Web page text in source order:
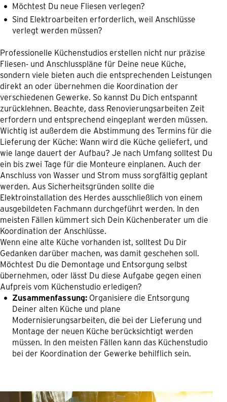
Möchtest Du neue Fliesen verlegen?
Sind Elektroarbeiten erforderlich, weil Anschlüsse
verlegt werden müssen?
Professionelle Küchenstudios erstellen nicht nur präzise
Fliesen- und Anschlusspläne für Deine neue Küche,
sondern viele bieten auch die entsprechenden Leistungen
direkt an oder übernehmen die Koordination der
verschiedenen Gewerke. So kannst Du Dich entspannt
zurücklehnen. Beachte, dass Renovierungsarbeiten Zeit
erfordern und entsprechend eingeplant werden müssen.
Wichtig ist außerdem die Abstimmung des Termins für die
Lieferung der Küche: Wann wird die Küche geliefert, und
wie lange dauert der Aufbau? Je nach Umfang solltest Du
ein bis zwei Tage für die Monteure einplanen. Auch der
Anschluss von Wasser und Strom muss sorgfältig geplant
werden. Aus Sicherheitsgründen sollte die
Elektroinstallation des Herdes ausschließlich von einem
ausgebildeten Fachmann durchgeführt werden. In den
meisten Fällen kümmert sich Dein Küchenberater um die
Koordination der Anschlüsse.
Wenn eine alte Küche vorhanden ist, solltest Du Dir
Gedanken darüber machen, was damit geschehen soll.
Möchtest Du die Demontage und Entsorgung selbst
übernehmen, oder lässt Du diese Aufgabe gegen einen
Aufpreis vom Küchenstudio erledigen?
Zusammenfassung: Organisiere die Entsorgung
Deiner alten Küche und plane
Modernisierungsarbeiten, die bei der Lieferung und
Montage der neuen Küche berücksichtigt werden
müssen. In den meisten Fällen kann das Küchenstudio
bei der Koordination der Gewerke behilflich sein.